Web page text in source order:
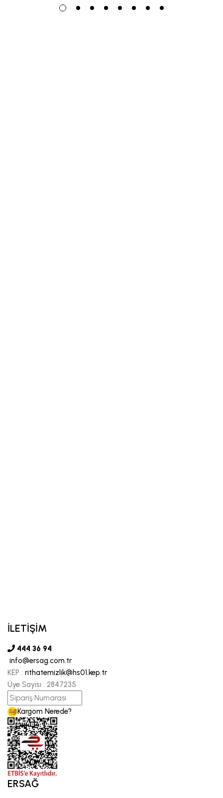
İLETİŞİM
444 36 94
info@ersag.com.tr
KEP : rithatemizlik@hs01.kep.tr
Üye Sayısı : 2847235
Kargom Nerede?
ERSAĞ